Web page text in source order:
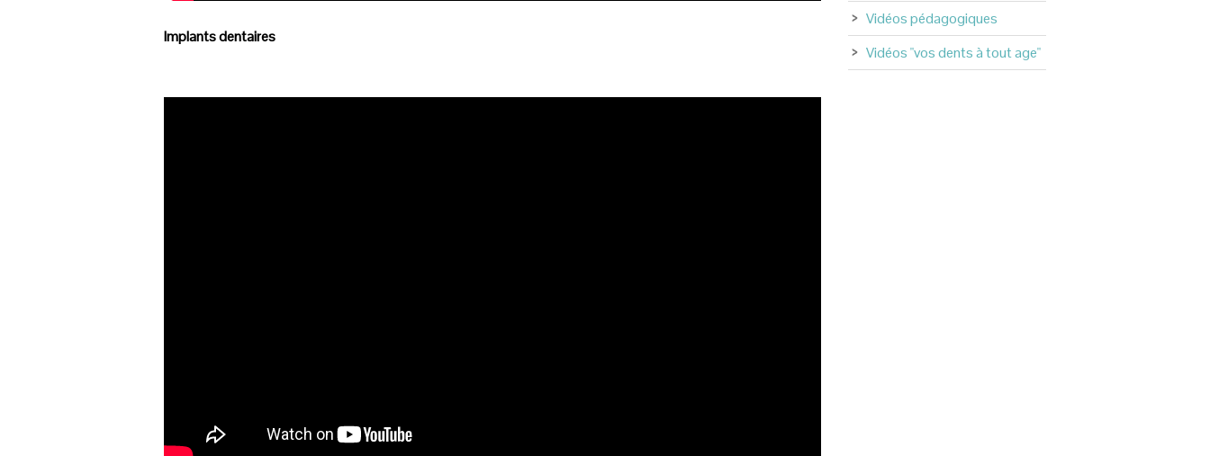
Implants dentaires
Vidéos pédagogiques
Vidéos "vos dents à tout age"